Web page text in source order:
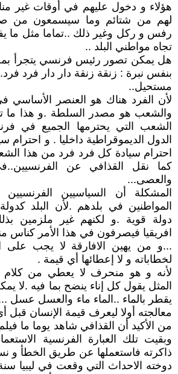
هؤلاء و دخول عليهم في أوقات غير
لهم من شتائم وما سيسمعون من
رفس و ركل وغير ذلك ..تماما مثل ما
تجاه مواطني البلد ..
هل يمكن تصور رئيس فرنسي يتجرأ
بنفس نبرة : زنقة زنقة دار دار فرد
مستحيل..
لأن الفرد هناك هو العنصر الأساسي
والشعب هو مصدر السلطة .و هذا ما
الشعب التي يحترمها الجميع في
الدول الديموقراطية داخليا . و
احترام سيادة كل فرد فرد من هذا
كما نقل القذافي عن
والعصى...
المشكلة أن السياسيين الفرنسيين
المواطنين في بلدهم .لأن البلد
دولة قوية .و لكنهم غير ملزمين
افريقيا فيصرفون في هذا الأمر كناس
...و من يهين الافارقة لا يجب على
لخطاباته و لا إعطائها أي قيمة .
لأنه و هو منحرف لا يعطي من كلام
المثل يقول كل إناء ينضح بما فيه .لا
يقطر بالماء ..الماء ماء والعسل
معالجته أولا ليعرف قيمة الإنسان قبل
من الأكيد أن القذافي شاهد يوما ما
وبقيت تلك العبارة الفرنسية
ذاكرته فاستعملها عن طريق الخطأ و